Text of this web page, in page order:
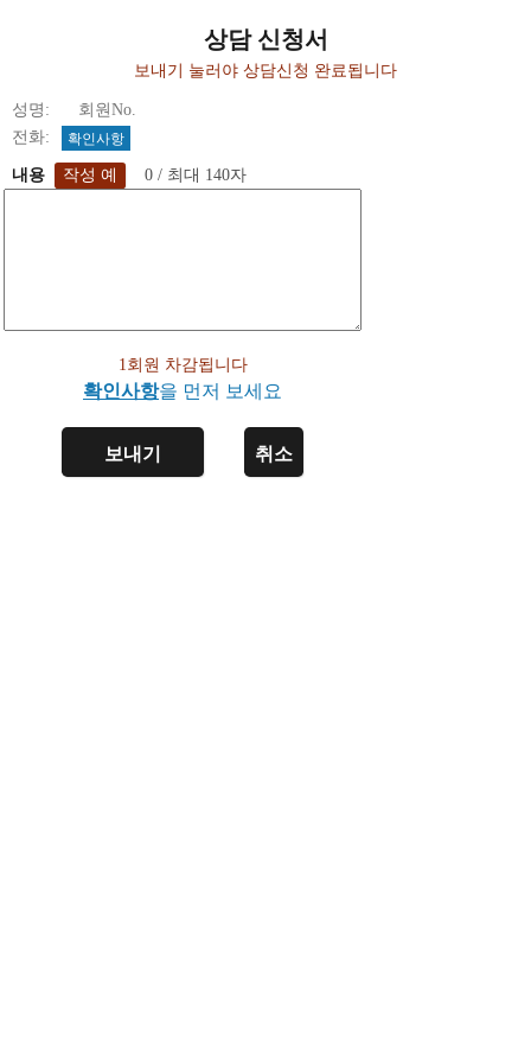
상담 신청서
보내기 눌러야 상담신청 완료됩니다
성명: 회원No.
전화:
확인사항
내용 0 / 최대 140자
1회원 차감됩니다
확인사항을 먼저 보세요